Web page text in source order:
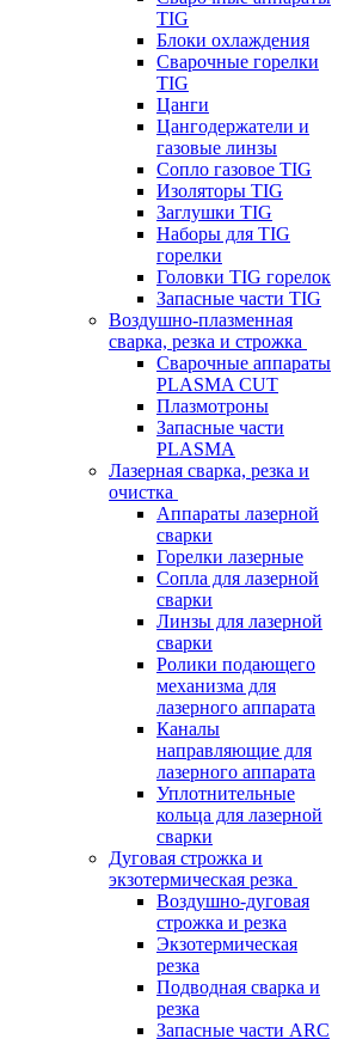
TIG
Блоки охлаждения
Сварочные горелки
TIG
Цанги
Цангодержатели и
газовые линзы
Сопло газовое TIG
Изоляторы TIG
Заглушки TIG
Наборы для TIG
горелки
Головки TIG горелок
Запасные части TIG
Воздушно-плазменная
сварка, резка и строжка
Сварочные аппараты
PLASMA CUT
Плазмотроны
Запасные части
PLASMA
Лазерная сварка, резка и
очистка
Аппараты лазерной
сварки
Горелки лазерные
Сопла для лазерной
сварки
Линзы для лазерной
сварки
Ролики подающего
механизма для
лазерного аппарата
Каналы
направляющие для
лазерного аппарата
Уплотнительные
кольца для лазерной
сварки
Дуговая строжка и
экзотермическая резка
Воздушно-дуговая
строжка и резка
Экзотермическая
резка
Подводная сварка и
резка
Запасные части ARC